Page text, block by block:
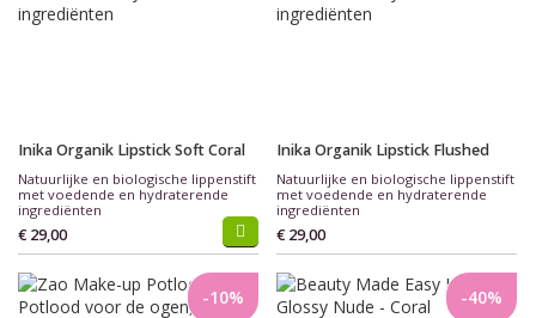
Inika Organik Lipstick Soft Coral
Natuurlijke en biologische lippenstift
met voedende en hydraterende
ingrediënten
€ 29,00
Inika Organik Lipstick Flushed
Natuurlijke en biologische lippenstift
met voedende en hydraterende
ingrediënten
€ 29,00
-10% -40%